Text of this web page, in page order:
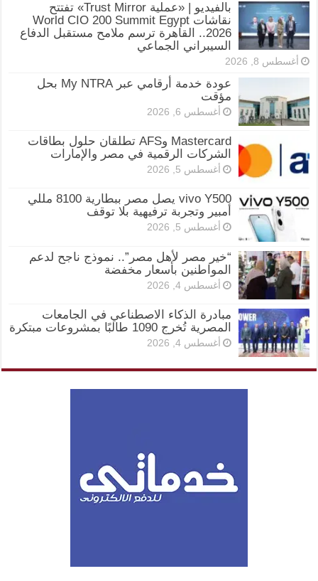
بالفيديو | «عملية Trust Mirror» تفتتح
نقاشات World CIO 200 Summit Egypt
2026.. القاهرة ترسم ملامح مستقبل الدفاع
السيبراني الجماعي
أغسطس 8, 2026
عودة خدمة أرقامي عبر My NTRA بحل
مؤقت
أغسطس 6, 2026
Mastercard وAFS تطلقان حلول بطاقات
الشركات الرقمية في مصر والإمارات
أغسطس 5, 2026
vivo Y500 يصل مصر ببطارية 8100 مللي
أمبير وتجربة ترفيهية بلا توقف
أغسطس 5, 2026
“خير مصر لأهل مصر”.. نموذج ناجح لدعم
المواطنين بأسعار مخفضة
أغسطس 4, 2026
مبادرة الذكاء الاصطناعي في الجامعات
المصرية تُخرج 1090 طالبًا بمشروعات مبتكرة
أغسطس 4, 2026